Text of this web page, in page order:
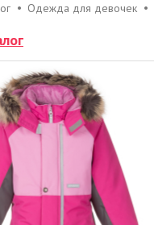
Одежда для девочек